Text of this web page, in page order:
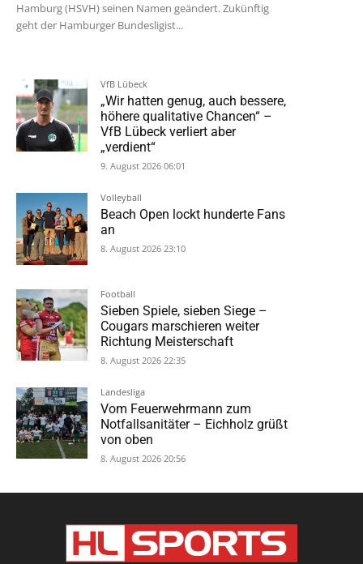
Hamburg (HSVH) seinen Namen geändert. Zukünftig
geht der Hamburger Bundesligist...
VfB Lübeck
„Wir hatten genug, auch bessere,
höhere qualitative Chancen“ –
VfB Lübeck verliert aber
„verdient“
9. August 2026 06:01
Volleyball
Beach Open lockt hunderte Fans
an
8. August 2026 23:10
Football
Sieben Spiele, sieben Siege –
Cougars marschieren weiter
Richtung Meisterschaft
8. August 2026 22:35
Landesliga
Vom Feuerwehrmann zum
Notfallsanitäter – Eichholz grüßt
von oben
8. August 2026 20:56